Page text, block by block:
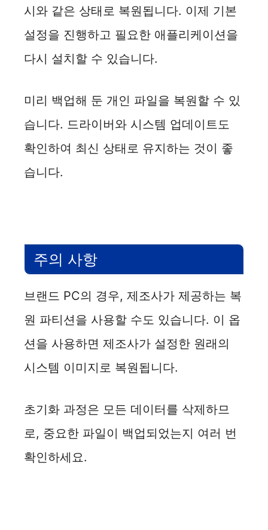
시와 같은 상태로 복원됩니다. 이제 기본
설정을 진행하고 필요한 애플리케이션을
다시 설치할 수 있습니다.
미리 백업해 둔 개인 파일을 복원할 수 있
습니다. 드라이버와 시스템 업데이트도
확인하여 최신 상태로 유지하는 것이 좋
습니다.
주의 사항
브랜드 PC의 경우, 제조사가 제공하는 복
원 파티션을 사용할 수도 있습니다. 이 옵
션을 사용하면 제조사가 설정한 원래의
시스템 이미지로 복원됩니다.
초기화 과정은 모든 데이터를 삭제하므
로, 중요한 파일이 백업되었는지 여러 번
확인하세요.